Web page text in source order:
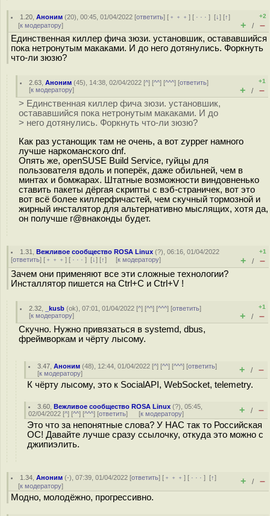
1.20 ,Аноним (20), 00:45, 01/04/2022 [ответить] [ ﹢﹢﹢] [ · · ·][↓] [↑]
[к модератору]
+2
+ / –
Единственная киллер фича зюзи. установшик, остававшийся
пока нетронутым макаками. И до него дотянулись. Форкнуть
что-ли зюзю?
2.63 ,Аноним (45), 14:38, 02/04/2022 [^] [^^] [^^^] [ответить]
[к модератору]
+1
+ / –
> Единственная киллер фича зюзи. установшик,
остававшийся пока нетронутым макаками. И до
> него дотянулись. Форкнуть что-ли зюзю?
Как раз устанощик там не очень, а вот zypper намного
лучше наркоманского dnf.
Опять же, openSUSE Build Service, гуйцы для
пользователя вдоль и поперёк, даже обильней, чем в
минтах и бомжарах. Штатные возможности виндовненько
ставить пакеты дёргая скрипты с вэб-страничек, вот это
вот всё более киллерфичастей, чем скучный тормозной и
жирный инсталятор для альтернативно мыслящих, хотя да,
он получше г@внаконды будет.
1.31 ,Вежливое сообщество ROSA Linux (?), 06:16, 01/04/2022
[ответить] [ ﹢﹢﹢ ] [ · · · ] [↓] [↑] [к модератору]
+1
+ / –
Зачем они применяют все эти сложные технологии?
Инсталлятор пишется на Ctrl+C и Ctrl+V !
2.32 _kusb (ok), 07:01, 01/04/2022 [^] [^^] [^^^] [ответить]
[к модератору]
+1
+ / –
Скучно. Нужно привязаться в systemd, dbus,
фреймворкам и чёрту лысому.
3.47 ,Аноним (48), 12:44, 01/04/2022 [^] [^^] [^^^] [ответить]
[к модератору] + / –
К чёрту лысому, это к SocialAPI, WebSocket, telemetry.
3.60 ,Вежливое сообщество ROSA Linux (?), 05:45,
02/04/2022 [^] [^^] [^^^] [ответить] [к модератору] + / –
Это что за непонятные слова? У НАС так то Российская
ОС! Давайте лучше сразу ссылочку, откуда это можно с
джипиэлить.
1.34 ,Аноним (-), 07:39, 01/04/2022 [ответить] [ ﹢﹢﹢] [ · · ·][↑]
[к модератору] + / –
Модно, молодёжно, прогрессивно.